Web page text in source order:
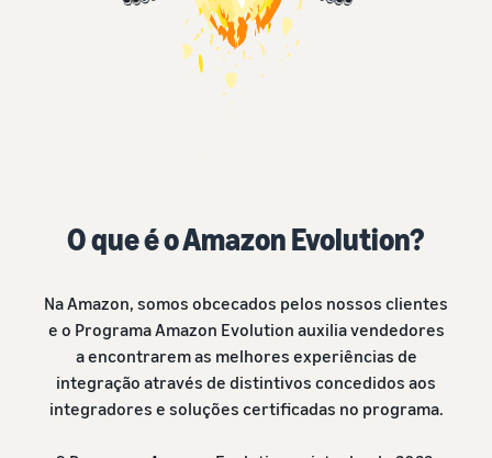
O que é o Amazon Evolution?
Na Amazon, somos obcecados pelos nossos clientes
e o Programa Amazon Evolution auxilia vendedores
a encontrarem as melhores experiências de
integração através de distintivos concedidos aos
integradores e soluções certificadas no programa.